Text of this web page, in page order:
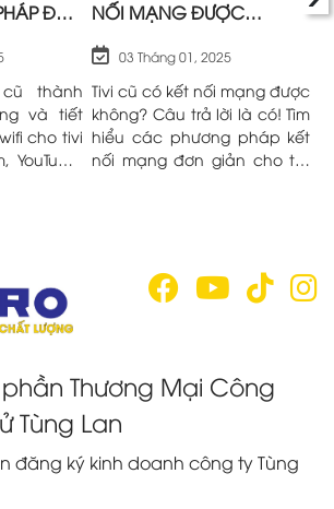
ĐẦU
thành
và tiết
cho tivi
NỐI MẠNG ĐƯỢC
03 Tháng 01, 2025
Tivi cũ có kết nối mạng được
không? Câu trả lời là có! Tìm
hiểu các phương pháp kết
nối mạng đơn giản cho tivi
Thương Mại Công
Tùng Lan
đăng ký kinh doanh công ty Tùng